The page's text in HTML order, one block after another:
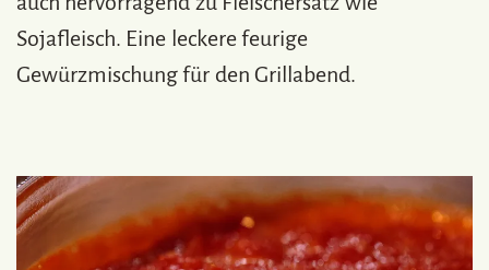
Sojafleisch. Eine leckere feurige
Gewürzmischung für den Grillabend.